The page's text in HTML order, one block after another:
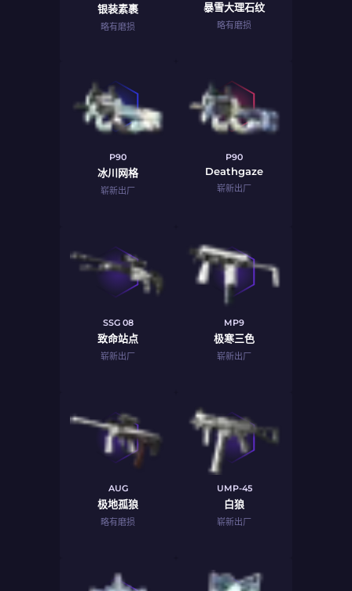
银装素裹
略有磨损
暴雪大理石纹
略有磨损
P90
冰川网格
崭新出厂
P90
Deathgaze
崭新出厂
SSG 08
致命站点
崭新出厂
MP9
极寒三色
崭新出厂
AUG
极地孤狼
略有磨损
UMP-45
白狼
崭新出厂